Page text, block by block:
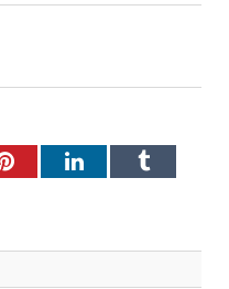
PinterestLinkedInTumblr